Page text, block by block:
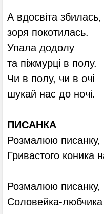
А вдосвіта збилась,
зоря покотилась.
Упала додолу
та піжмурці в полу.
Чи в полу, чи в очі
шукай нас до ночі.
ПИСАНКА
Розмалюю
Гривастого коника
Розмалюю
Соловейка-